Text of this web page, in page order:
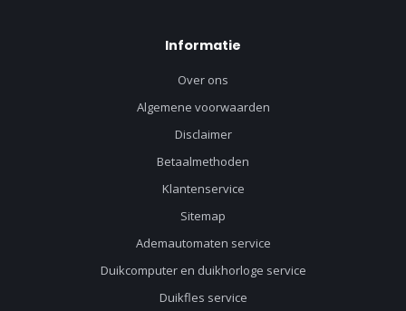
Informatie
Over ons
Algemene voorwaarden
Disclaimer
Betaalmethoden
Klantenservice
Sitemap
Ademautomaten service
Duikcomputer en duikhorloge service
Duikfles service